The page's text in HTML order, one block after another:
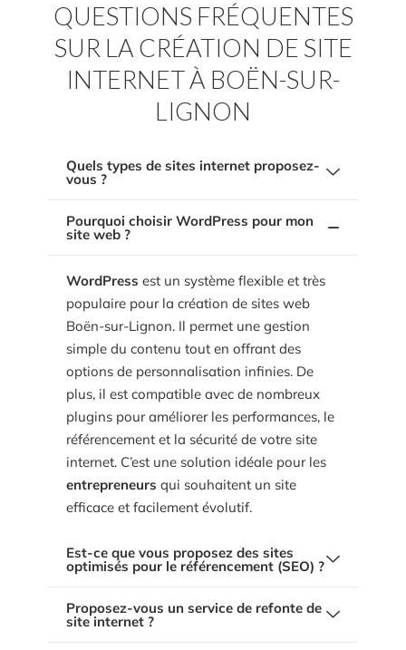
QUESTIONS FRÉQUENTES
SUR LA CRÉATION DE SITE
INTERNET À BOËN-SUR-
LIGNON
Quels types de sites internet proposez-
vous ?
Nous créons dessites internet sur mesure,
présenter vos services ou des
pour vendre vos produits en
ligne. Nous utilisons principalement
, mais nous pouvons également
développer en
pour des besoins plus spécifiques. Chaque
projet est conçu pour être performant et
adapté à vos attentes.
Pourquoi choisir WordPress pour mon
site web ?
WordPress est un système flexible et très
populaire pour la création de sites web
Boën-sur-Lignon. Il permet une gestion
simple du contenu tout en offrant des
options de personnalisation infinies. De
plus, il est compatible avec de nombreux
plugins pour améliorer les performances, le
référencement et la sécurité de votre site
internet. C’est une solution idéale pour les
entrepreneurs qui souhaitent un site
efficace et facilement évolutif.
Est-ce que vous proposez des sites
optimisés pour le référencement (SEO) ?
Oui, chaque site internet que nous
Proposez-vous un service de refonte de
site internet ?